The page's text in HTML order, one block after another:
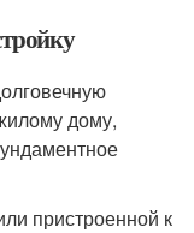
дому,
пристроенной к